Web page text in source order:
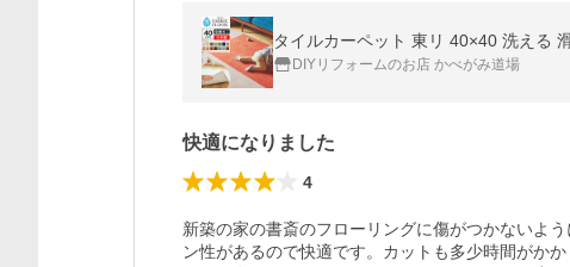
タイルカーペット 東リ 40×40 洗える
DIYリフォームのお店 かべがみ道場
快適になりました
4
新築の家の書斎のフローリングに傷がつかないよ
ン性があるので快適です。カットも多少時間がか